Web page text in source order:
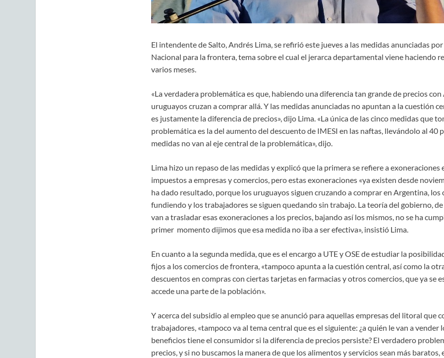
El intendente de Salto, Andrés Lima, se refirió este jueves a las medidas anunciadas
Nacional para la frontera, tema sobre el cual el jerarca departamental viene haciendo
varios meses.
«La verdadera problemática es que, habiendo una diferencia tan grande de precios
uruguayos cruzan a comprar allá. Y las medidas anunciadas no apuntan a la cuestión
es justamente la diferencia de precios», dijo Lima. «La única de las cinco medidas que
problemática es la del aumento del descuento de IMESI en las naftas, llevándolo al 40
medidas no van al eje central de la problemática», dijo.
Lima hizo un repaso de las medidas y explicó que la primera se refiere a exoneraciones
impuestos a empresas y comercios, pero estas exoneraciones «ya existen desde
ha dado resultado, porque los uruguayos siguen cruzando a comprar en Argentina, los
fundiendo y los trabajadores se siguen quedando sin trabajo. La teoría del gobierno, de
van a trasladar esas exoneraciones a los precios, bajando así los mismos, no se ha
primer momento dijimos que esa medida no iba a ser efectiva», insistió Lima.
En cuanto a la segunda medida, que es el encargo a UTE y OSE de estudiar la
fijos a los comercios de frontera, «tampoco apunta a la cuestión central, así como la
descuentos en compras con ciertas tarjetas en farmacias y otros comercios, que ya se
accede una parte de la población».
Y acerca del subsidio al empleo que se anunció para aquellas empresas del litoral que
trabajadores, «tampoco va al tema central que es el siguiente: ¿a quién le van a vender
beneficios tiene el consumidor si la diferencia de precios persiste? El verdadero
precios, y si no buscamos la manera de que los alimentos y servicios sean más baratos,